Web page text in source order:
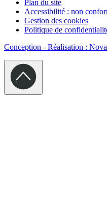
Plan du site
Accessibilité : non
Gestion des cookies
Politique de
Conception - Réalisation :